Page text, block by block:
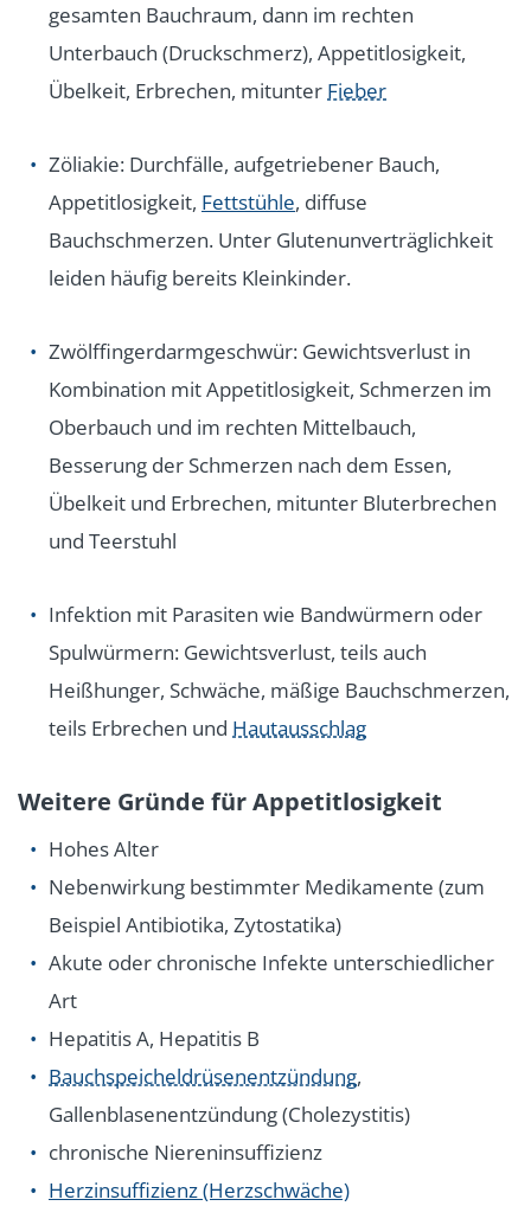
gesamten Bauchraum, dann im rechten
Unterbauch (Druckschmerz), Appetitlosigkeit,
Übelkeit, Erbrechen, mitunter Fieber
Zöliakie: Durchfälle, aufgetriebener Bauch,
Appetitlosigkeit, Fettstühle, diffuse
Bauchschmerzen. Unter Glutenunverträglichkeit
leiden häufig bereits Kleinkinder.
Zwölffingerdarmgeschwür: Gewichtsverlust in
Kombination mit Appetitlosigkeit, Schmerzen im
Oberbauch und im rechten Mittelbauch,
Besserung der Schmerzen nach dem Essen,
Übelkeit und Erbrechen, mitunter Bluterbrechen
und Teerstuhl
Infektion mit Parasiten wie Bandwürmern oder
Spulwürmern: Gewichtsverlust, teils auch
Heißhunger, Schwäche, mäßige Bauchschmerzen,
teils Erbrechen und Hautausschlag
Weitere Gründe für Appetitlosigkeit
Hohes Alter
Nebenwirkung bestimmter Medikamente (zum
Beispiel Antibiotika, Zytostatika)
Akute oder chronische Infekte unterschiedlicher
Art
Hepatitis A, Hepatitis B
Bauchspeicheldrüsenentzündung,
Gallenblasenentzündung (Cholezystitis)
chronische Niereninsuffizienz
Herzinsuffizienz (Herzschwäche)